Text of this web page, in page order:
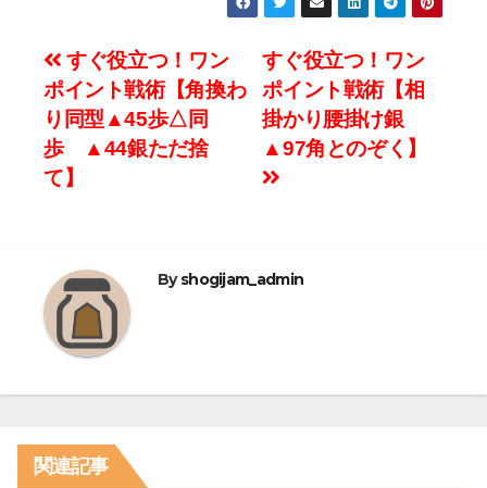
投
稿
ナ
ビ
ー
シ
すぐ役立つ！ワン
ポイント戦術【相
掛かり腰掛け銀
▲97角とのぞく】
すぐ役立つ！ワン
ポイント戦術【角換わ
り同型▲45歩△同
歩 ▲44銀ただ捨
て】
Byshogijam_admin
関連記事